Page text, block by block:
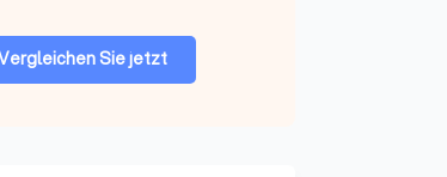
Sie jetzt